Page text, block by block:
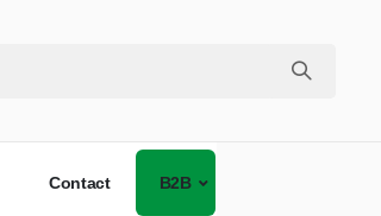
Contact B2B